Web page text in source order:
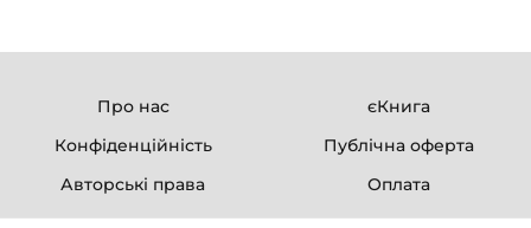
Про нас
єКнига
Конфіденційність
Публічна оферта
Авторські права
Оплата